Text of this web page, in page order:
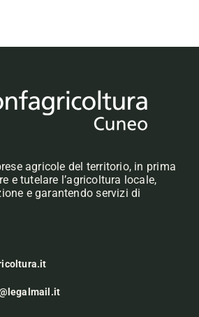
agricole del territorio, in prima
e tutelare l’agricoltura locale,
e garantendo servizi di